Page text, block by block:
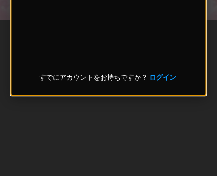
すでにアカウントをお持ちですか？ ログイン